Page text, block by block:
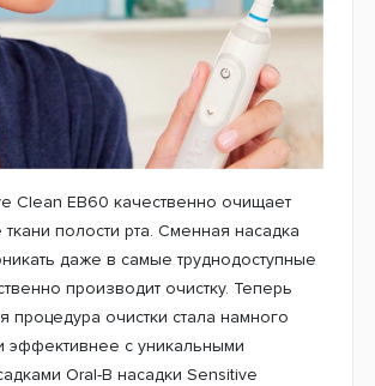
Clean EB60 качественно очищает
ткани полости рта. Сменная насадка
даже в самые труднодоступные
производит очистку. Теперь
процедура очистки стала намного
эффективнее с уникальными
Oral-B насадки Sensitive